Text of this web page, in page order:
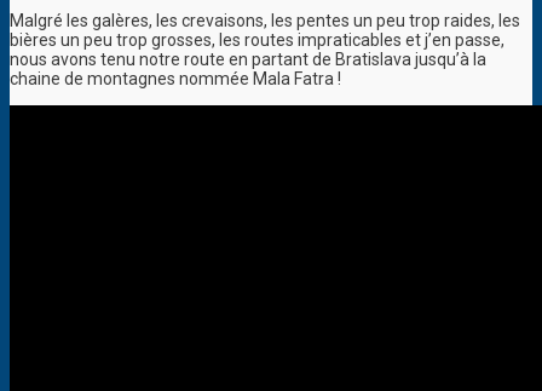
Malgré les galères, les crevaisons, les pentes un peu trop raides, les
bières un peu trop grosses, les routes impraticables et j’en passe,
nous avons tenu notre route en partant de Bratislava jusqu’à la
chaine de montagnes nommée Mala Fatra !